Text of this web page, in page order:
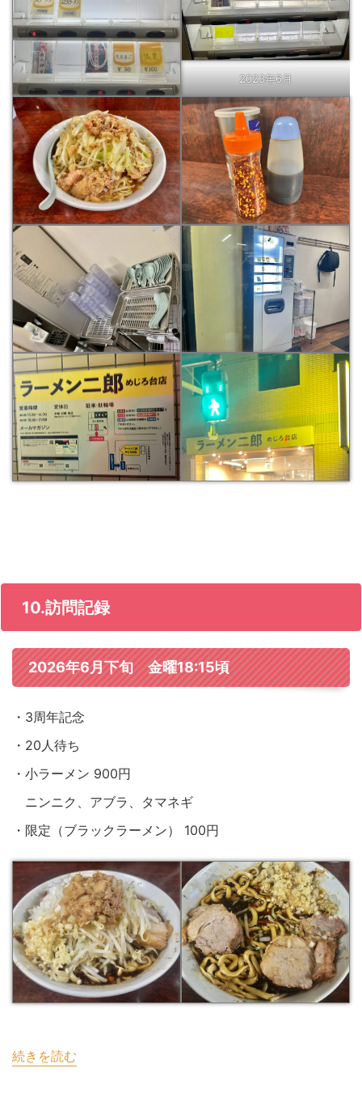
2023年6月
10.訪問記録
2026年6月下旬 金曜18:15頃
・3周年記念
・20人待ち
・小ラーメン 900円
ニンニク、アブラ、タマネギ
・限定（ブラックラーメン） 100円
続きを読む